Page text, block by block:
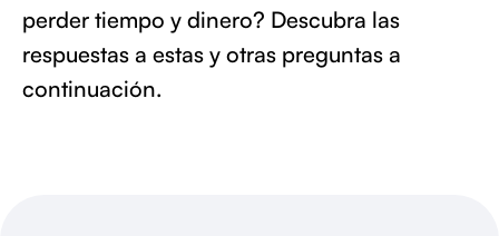
perder tiempo y dinero? Descubra las
respuestas a estas y otras preguntas a
continuación.